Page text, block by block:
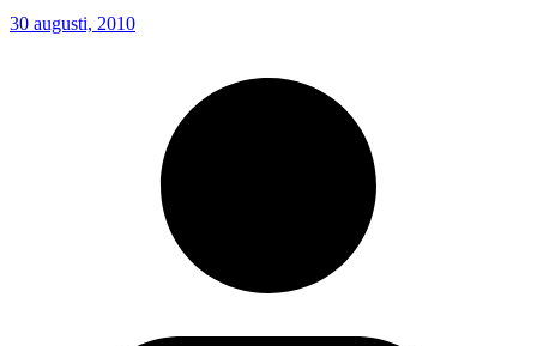
30 augusti, 2010